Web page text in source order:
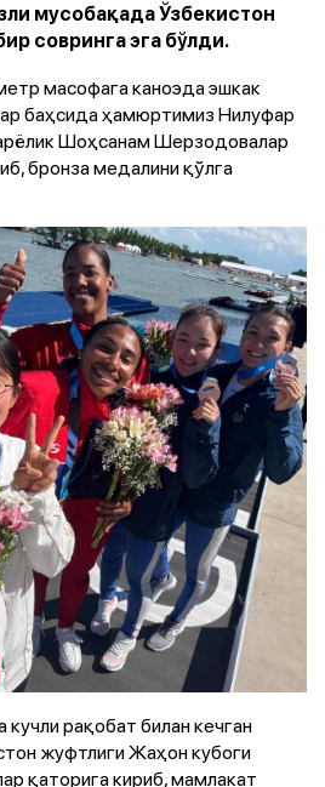
мусобақада Ўзбекистон
совринга эга бўлди.
масофага каноэда эшкак
баҳсида ҳамюртимиз Нилуфар
Шоҳсанам Шерзодовалар
бронза медалини қўлга
рақобат билан кечган
жуфтлиги Жаҳон кубоги
қаторига кириб, мамлакат